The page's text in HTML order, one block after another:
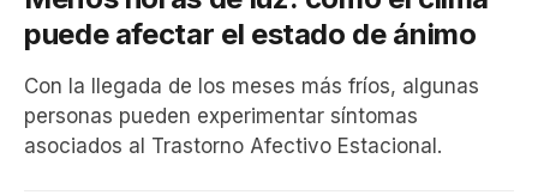
puede afectar el estado de ánimo
Con la llegada de los meses más fríos, algunas
personas pueden experimentar síntomas
asociados al Trastorno Afectivo Estacional.